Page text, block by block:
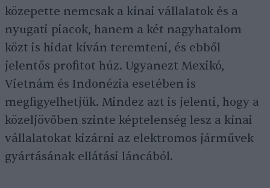
közepette nemcsak a kínai vállalatok és a
nyugati piacok, hanem a két nagyhatalom
közt is hidat kíván teremteni, és ebből
jelentős profitot húz. Ugyanezt Mexikó,
Vietnám és Indonézia esetében is
megfigyelhetjük. Mindez azt is jelenti, hogy a
közeljövőben szinte képtelenség lesz a kínai
vállalatokat kizárni az elektromos járművek
gyártásának ellátási láncából.